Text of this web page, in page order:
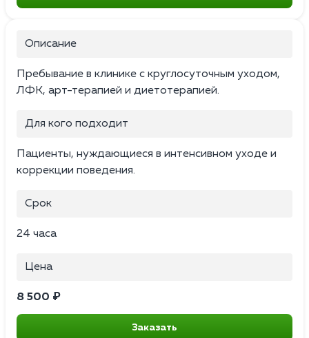
Описание
Пребывание в клинике с круглосуточным уходом,
ЛФК, арт-терапией и диетотерапией.
Для кого подходит
Пациенты, нуждающиеся в интенсивном уходе и
коррекции поведения.
Срок
24 часа
Цена
8 500 ₽
Заказать